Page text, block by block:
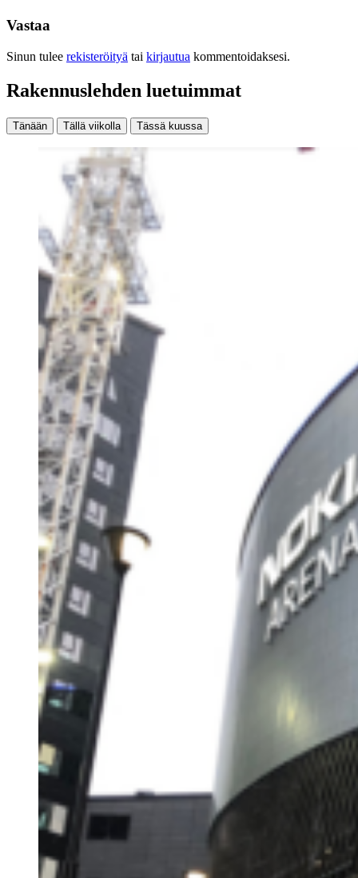
Vastaa
Sinun tulee rekisteröityä tai kirjautua kommentoidaksesi.
Rakennuslehden luetuimmat
Tänään Tällä viikolla Tässä kuussa